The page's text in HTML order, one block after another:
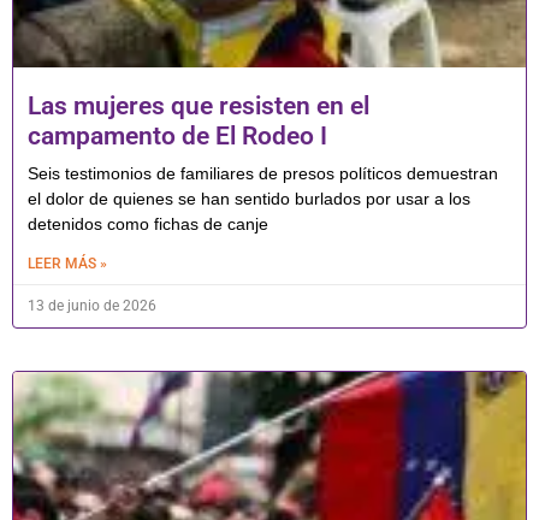
Las mujeres que resisten en el
campamento de El Rodeo I
Seis testimonios de familiares de presos políticos demuestran
el dolor de quienes se han sentido burlados por usar a los
detenidos como fichas de canje
LEER MÁS »
13 de junio de 2026